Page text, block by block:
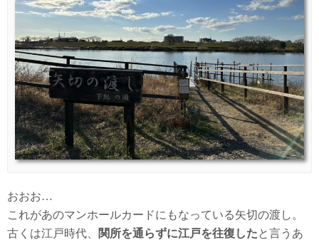
おおお…
これがあのマンホールカードにもなっている矢切の渡し。
古くは江戸時代、
関所を通らずに江戸を往復したと言うあ